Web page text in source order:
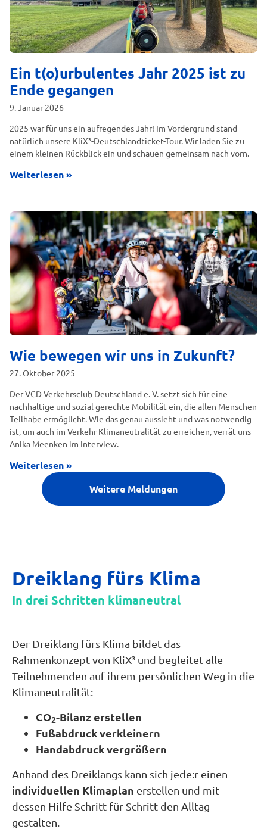
Ein t(o)urbulentes Jahr 2025 ist zu
Ende gegangen
9. Januar 2026
2025 war für uns ein aufregendes Jahr! Im Vordergrund stand
natürlich unsere KliX³-Deutschlandticket-Tour. Wir laden Sie zu
einem kleinen Rückblick ein und schauen gemeinsam nach vorn.
Weiterlesen »
Wie bewegen wir uns in Zukunft?
27. Oktober 2025
Der VCD Verkehrsclub Deutschland e. V. setzt sich für eine
nachhaltige und sozial gerechte Mobilität ein, die allen Menschen
Teilhabe ermöglicht. Wie das genau aussieht und was notwendig
ist, um auch im Verkehr Klimaneutralität zu erreichen, verrät uns
Anika Meenken im Interview.
Weiterlesen »
Weitere Meldungen
Dreiklang fürs Klima
In drei Schritten klimaneutral
Der Dreiklang fürs Klima bildet das
Rahmenkonzept von KliX³ und begleitet alle
Teilnehmenden auf ihrem persönlichen Weg in die
Klimaneutralität:
CO2-Bilanz erstellen
Fußabdruck verkleinern
Handabdruck vergrößern
Anhand des Dreiklangs kann sich jede:r einen
individuellen Klimaplan erstellen und mit
dessen Hilfe Schritt für Schritt den Alltag
gestalten.